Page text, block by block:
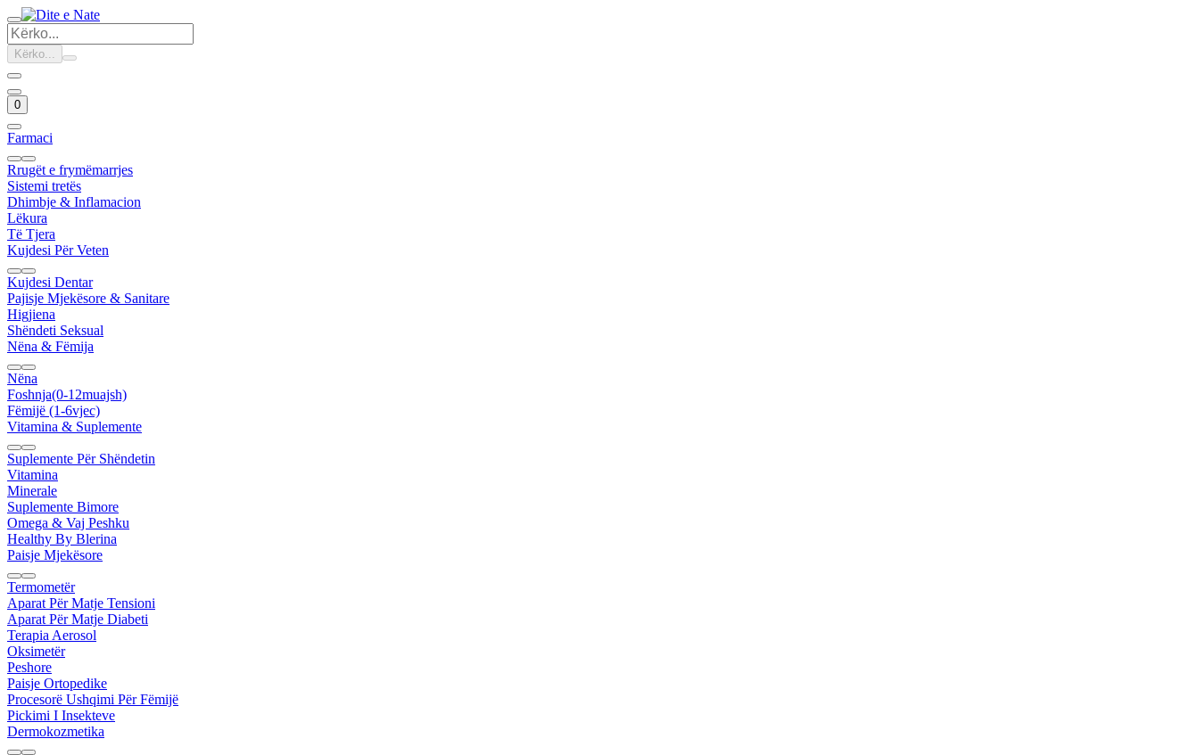
Kërko...
0
Farmaci
Rrugët e frymëmarrjes
Sistemi tretës
Dhimbje & Inflamacion
Lëkura
Të Tjera
Kujdesi Për Veten
Kujdesi Dentar
Pajisje Mjekësore & Sanitare
Higjiena
Shëndeti Seksual
Nëna & Fëmija
Nëna
Foshnja(0-12muajsh)
Fëmijë (1-6vjec)
Vitamina & Suplemente
Suplemente Për Shëndetin
Vitamina
Minerale
Suplemente Bimore
Omega & Vaj Peshku
Healthy By Blerina
Paisje Mjekësore
Termometër
Aparat Për Matje Tensioni
Aparat Për Matje Diabeti
Terapia Aerosol
Oksimetër
Peshore
Paisje Ortopedike
Procesorë Ushqimi Për Fëmijë
Pickimi I Insekteve
Dermokozmetika